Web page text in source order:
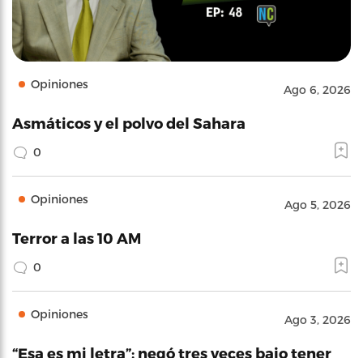
Opiniones Ago 6, 2026
Asmáticos y el polvo del Sahara
0
Opiniones Ago 5, 2026
Terror a las 10 AM
0
Opiniones Ago 3, 2026
“Esa es mi letra”: negó tres veces bajo tener